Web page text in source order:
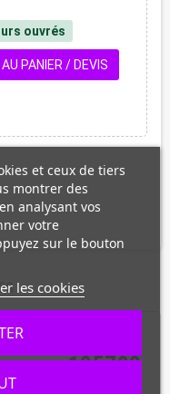
ouvrés
PANIER / DEVIS
avec
105780
et ceux de tiers
montrer des
analysant vos
votre
sur le bouton
les cookies